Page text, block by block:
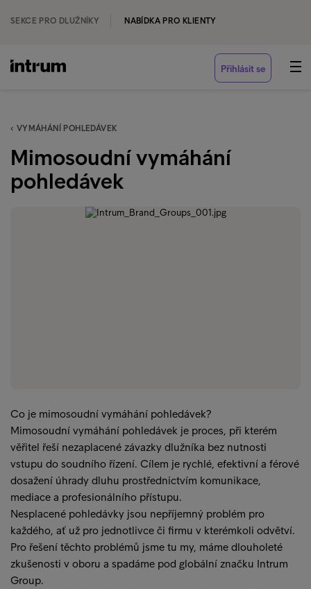
SEKCE PRO DLUŽNÍKY NABÍDKA PRO KLIENTY
Přihlásit se
‹ VYMÁHÁNÍ POHLEDÁVEK
Mimosoudní vymáhání
pohledávek
Co je mimosoudní vymáhání pohledávek?
Mimosoudní vymáhání pohledávek je proces, při kterém
věřitel řeší nezaplacené závazky dlužníka bez nutnosti
vstupu do soudního řízení. Cílem je rychlé, efektivní a férové
dosažení úhrady dluhu prostřednictvím komunikace,
mediace a profesionálního přístupu.
Nesplacené pohledávky jsou nepříjemný problém pro
každého, ať už pro jednotlivce či firmu v kterémkoli odvětví.
Pro řešení těchto problémů jsme tu my, máme dlouholeté
zkušenosti v oboru a spadáme pod globální značku Intrum
Group.